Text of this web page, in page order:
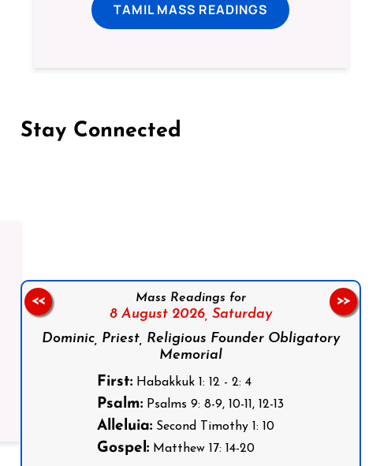
TAMIL MASS READINGS
Stay Connected
Mass Readings for
8 August 2026, Saturday
Dominic, Priest, Religious Founder Obligatory
Memorial
First: Habakkuk 1: 12 - 2: 4
Psalm: Psalms 9: 8-9, 10-11, 12-13
Alleluia: Second Timothy 1: 10
Gospel: Matthew 17: 14-20
<< >>